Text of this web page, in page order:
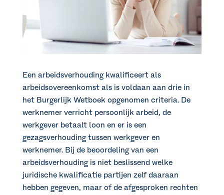
Een arbeidsverhouding kwalificeert als
arbeidsovereenkomst als is voldaan aan drie in
het Burgerlijk Wetboek opgenomen criteria. De
werknemer verricht persoonlijk arbeid, de
werkgever betaalt loon en er is een
gezagsverhouding tussen werkgever en
werknemer. Bij de beoordeling van een
arbeidsverhouding is niet beslissend welke
juridische kwalificatie partijen zelf daaraan
hebben gegeven, maar of de afgesproken rechten